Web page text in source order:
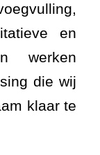
en
werken
die wij
klaar te